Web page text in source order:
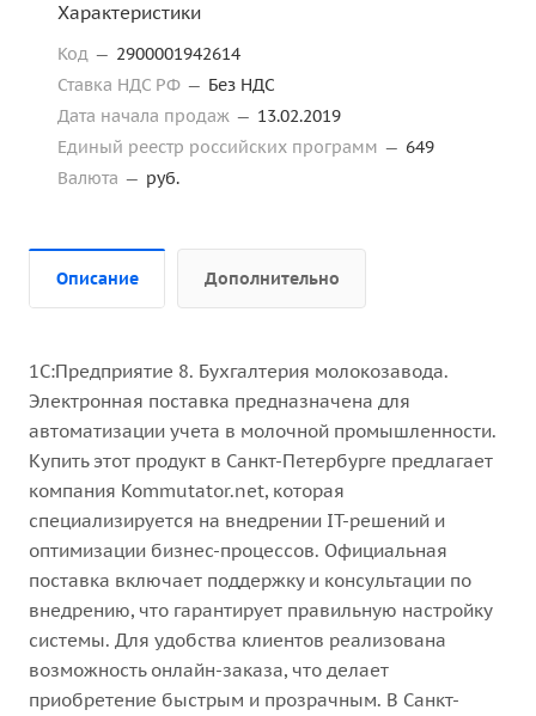
Характеристики
Код — 2900001942614
Ставка НДС РФ — Без НДС
Дата начала продаж — 13.02.2019
Единый реестр российских программ — 649
Валюта — руб.
Описание Дополнительно
1С:Предприятие 8. Бухгалтерия молокозавода.
Электронная поставка предназначена для
автоматизации учета в молочной промышленности.
Купить этот продукт в Санкт-Петербурге предлагает
компания Kommutator.net, которая
специализируется на внедрении IT-решений и
оптимизации бизнес-процессов. Официальная
поставка включает поддержку и консультации по
внедрению, что гарантирует правильную настройку
системы. Для удобства клиентов реализована
возможность онлайн-заказа, что делает
приобретение быстрым и прозрачным. В Санкт-